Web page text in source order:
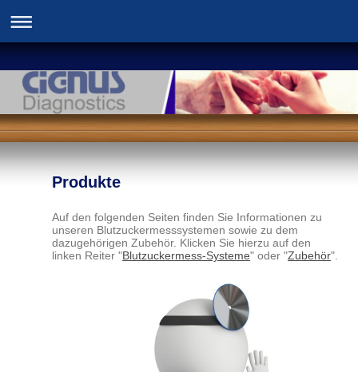
Produkte
Auf den folgenden Seiten finden Sie Informationen zu
unseren Blutzuckermesssystemen sowie zu dem
dazugehörigen Zubehör. Klicken Sie hierzu auf den
linken Reiter "Blutzuckermess-Systeme" oder "Zubehör".